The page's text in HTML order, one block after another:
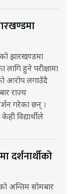
झारखण्डमा
लागि हुने परीक्षामा
आरोप लगाउँदै
राज्य
गरेका छन् ।
विद्यार्थीले
दर्शनार्थीको
अन्तिम सोमबार